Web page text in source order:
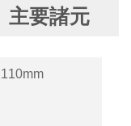
要諸元